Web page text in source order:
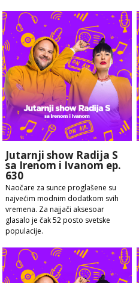
Jutarnji show Radija S
sa Irenom i Ivanom ep.
630
Naočare za sunce proglašene su
najvećim modnim dodatkom svih
vremena. Za najjači aksesoar
glasalo je čak 52 posto svetske
populacije.